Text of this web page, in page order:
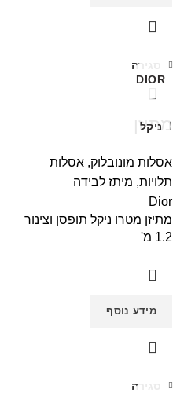
DIOR
ניקל
סגירה
מתיזן
אסלות מונובלוק, אסלות
תלויות, מיתז לבידה
Dior
מתיזן מטרו ניקל תופסן וצינור
1.2 מ'
מידע נוסף
סגירה